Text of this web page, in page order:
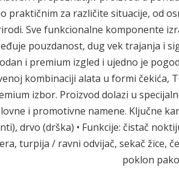
praktičnim za različite situacije, od
Sve funkcionalne komponente
pouzdanost, dug vek trajanja i
i premium izgled i ujedno je
kombinaciji alata u formi čekića,
izbor. Proizvod dolazi u
i promotivne namene. Ključne
drvo (drška) • Funkcije: čistač
turpija / ravni odvijač, sekač žice,
poklon